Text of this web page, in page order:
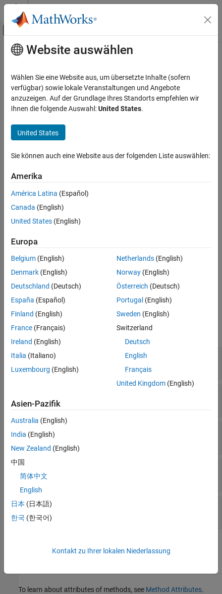
Weiter zum Inhalt
Umschaltung für Off-Canvas-
Startseite der Dokumentation
Testing Frameworks
Test Apps
ON THIS PAGE
Syntax
Input Arguments
Attributes
See Also
Hauptinhalt
type
Class:matlab.uitest.TestCase
Namespace:matlab.uitest
expand all in page
Syntax
type(testCase,uit,indices,value)
Description
type( testCase
comp .
example
type( testCase, value)typesvaluein the cell
specified byindices within the table UI component
Input Arguments
expand all
testCase
matlab.uitest.TestCase object
UI component object
value
depends on component
Table
indices
1-by-2 vector
Attributes
To learn about attributes of methods, see Method Attributes.
Website auswählen
Wählen Sie eine Website aus, um übersetzte Inhalte (sofern
verfügbar) sowie lokale Veranstaltungen und Angebote
anzuzeigen. Auf der Grundlage Ihres Standorts empfehlen wir
Ihnen die folgende Auswahl:United States.
United States
Sie können auch eine Website aus der folgenden Liste auswählen:
Amerika
América Latina (Español)
Canada (English)
United States (English)
Europa
Belgium (English)
Denmark (English)
Deutschland (Deutsch)
España (Español)
Finland (English)
France (Français)
Ireland (English)
Italia (Italiano)
Luxembourg (English)
Netherlands(English)
Norway(English)
Österreich (Deutsch)
Portugal (English)
Sweden (English)
Switzerland
Deutsch
English
Français
United Kingdom(English)
Asien-Pazifik
Australia (English)
India (English)
New Zealand (English)
中国
简体中文
English
日本 (日本語)
한국 (한국어)
Kontakt zu Ihrer lokalen Niederlassung